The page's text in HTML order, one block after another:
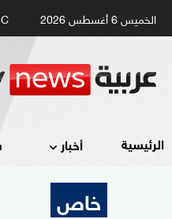
الخميس 6 أغسطس 2026
الرئيسية أخبار
خاص